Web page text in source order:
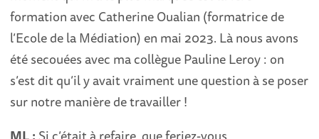
formation avec Catherine Oualian (formatrice de
l’Ecole de la Médiation) en mai 2023. Là nous avons
été secouées avec ma collègue Pauline Leroy : on
s’est dit qu’il y avait vraiment une question à se poser
sur notre manière de travailler !